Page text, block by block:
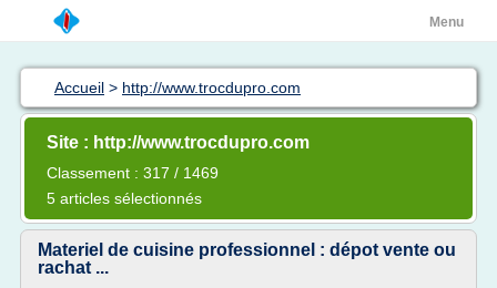
Menu
Accueil > http://www.trocdupro.com
Site : http://www.trocdupro.com
Classement : 317 / 1469
5 articles sélectionnés
Materiel de cuisine professionnel : dépot vente ou
rachat ...